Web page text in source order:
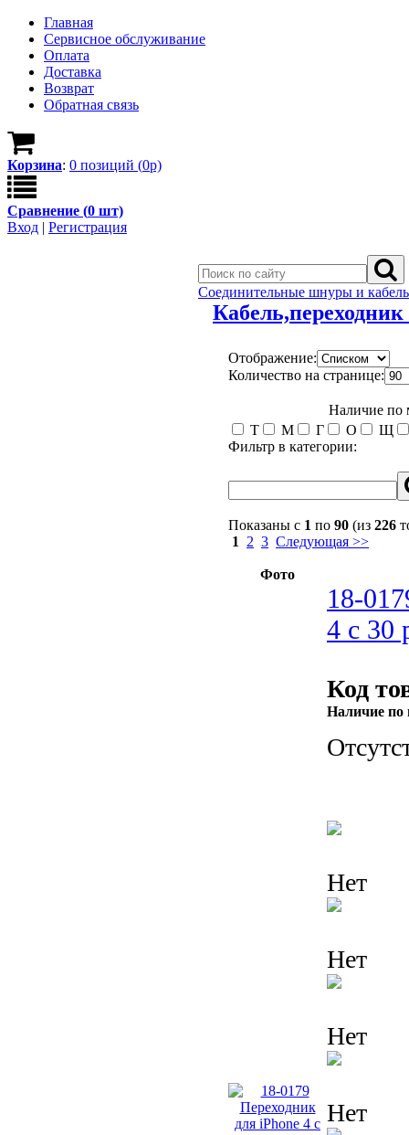
Главная
Сервисное обслуживание
Оплата
Доставка
Возврат
Обратная связь
Корзина: 0 позиций (0р)
Сравнение (0 шт)
Вход | Регистрация
Соединительные шнуры и кабель
Кабель,переходник
Отображение:
Количество на странице:
Наличие по
Т
М Г О
Щ
Фильтр в категории:
Показаны с 1 по 90 (из 226
1
2 3 Следующая >>
Фото
18-
4 c 30
Код
Наличие по
Нет
Нет
Нет
Нет